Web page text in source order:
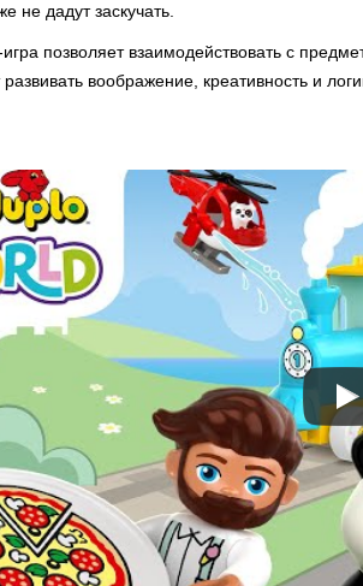
не дадут заскучать.
позволяет взаимодействовать с
воображение, креативность и